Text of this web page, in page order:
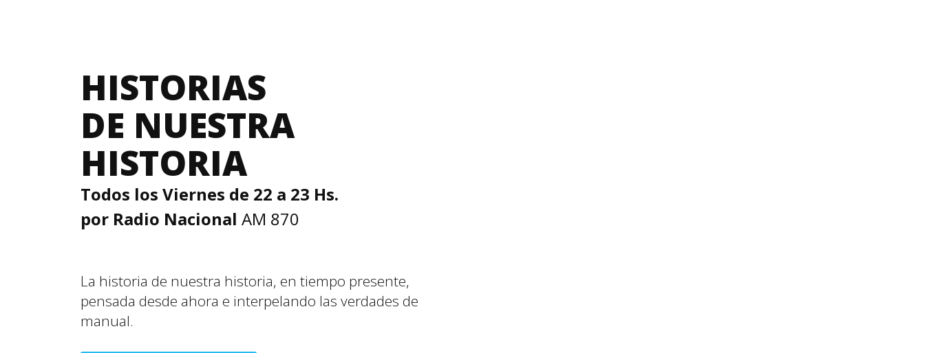
HISTORIAS
DE NUESTRA
HISTORIA
Todos los Viernes de 22 a 23 Hs.
por Radio Nacional AM 870
La historia de nuestra historia, en tiempo presente,
pensada desde ahora e interpelando las verdades de
manual.